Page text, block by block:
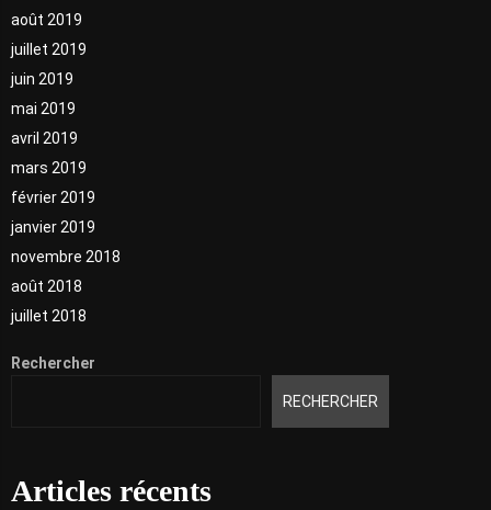
août 2019
juillet 2019
juin 2019
mai 2019
avril 2019
mars 2019
février 2019
janvier 2019
novembre 2018
août 2018
juillet 2018
Rechercher
RECHERCHER
Articles récents